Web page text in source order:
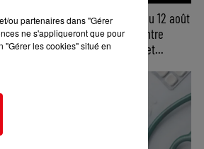
Éclipse solaire du 12 août
: où l’observer entre
Cannes et Nice et...
ou partenaires dans "Gérer
ne s'appliqueront que pour
"Gérer les cookies" situé en